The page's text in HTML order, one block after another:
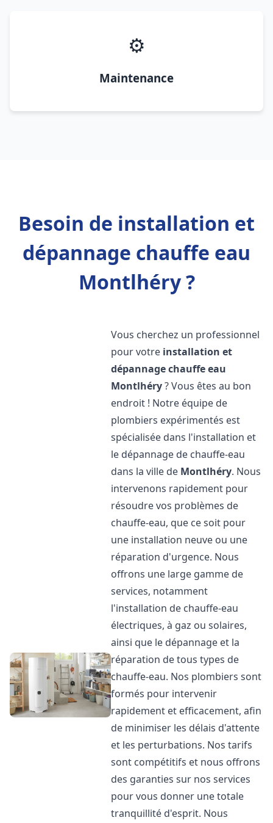
⚙️
Maintenance
Besoin de installation et
dépannage chauffe eau
Montlhéry ?
Vous cherchez un professionnel
pour votre installation et
dépannage chauffe eau
Montlhéry? Vous êtes au bon
endroit ! Notre équipe de
plombiers expérimentés est
spécialisée dans l'installation et
le dépannage de chauffe-eau
dans la ville de Montlhéry. Nous
intervenons rapidement pour
résoudre vos problèmes de
chauffe-eau, que ce soit pour
une installation neuve ou une
réparation d'urgence. Nous
offrons une large gamme de
services, notamment
l'installation de chauffe-eau
électriques, à gaz ou solaires,
ainsi que le dépannage et la
réparation de tous types de
chauffe-eau. Nos plombiers sont
formés pour intervenir
rapidement et efficacement, afin
de minimiser les délais d'attente
et les perturbations. Nos tarifs
sont compétitifs et nous offrons
des garanties sur nos services
pour vous donner une totale
tranquillité d'esprit. Nous